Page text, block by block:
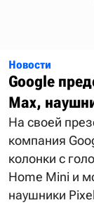
Новости
Google
Max,
На своей
компания
колонки с
Home Mini и
наушники